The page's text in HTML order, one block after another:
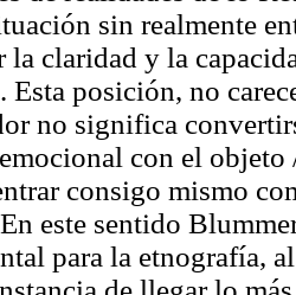
sin realmente
la claridad y la
Esta posición, no
no significa
con el
consigo mismo
este sentido
para la etnografía,